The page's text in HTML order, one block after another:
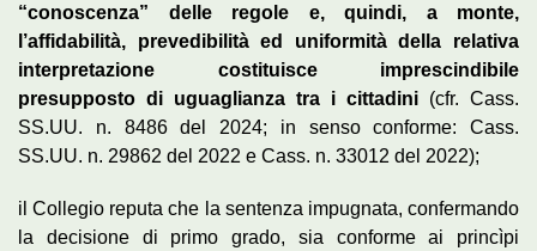
“conoscenza” delle regole e, quindi, a monte,
l’affidabilità, prevedibilità ed uniformità della relativa
interpretazione costituisce imprescindibile
presupposto di uguaglianza tra i cittadini (cfr. Cass.
SS.UU. n. 8486 del 2024; in senso conforme: Cass.
SS.UU. n. 29862 del 2022 e Cass. n. 33012 del 2022);
il Collegio reputa che la sentenza impugnata, confermando
la decisione di primo grado, sia conforme ai princìpi